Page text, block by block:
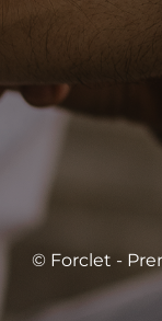
© Forclet -